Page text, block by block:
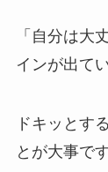
「自分は大
インが出て
ドキッとす
とが大事です